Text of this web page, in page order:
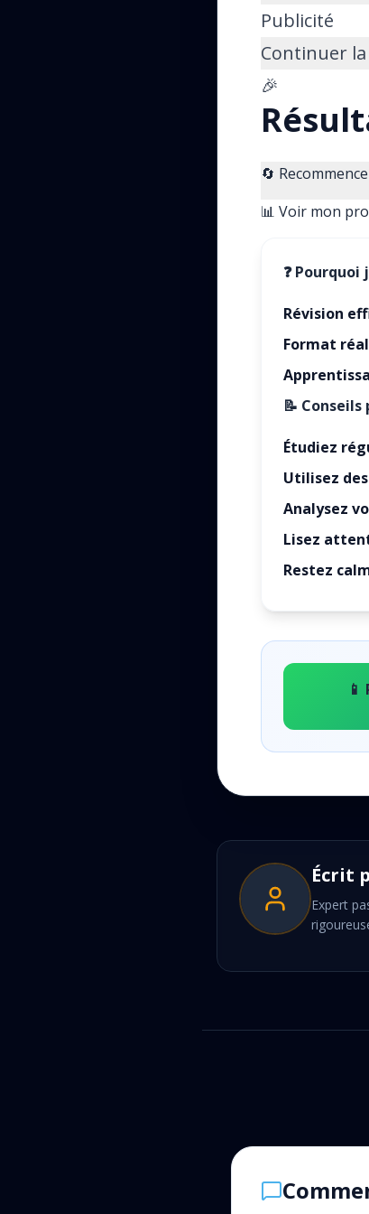
Publicité
Continuer
🎉
🔄
📊 Voir mon
❓Pourquoi
Révision
Format
📝 Conseils
Étudiez
Utilisez
Analysez
Lisez
Restez
Écrit
Expert